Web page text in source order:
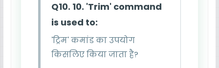
Q10. 10. 'Trim' command
is used to:
'ट्रिम' कमांड का उपयोग
किसलिए किया जाता है?